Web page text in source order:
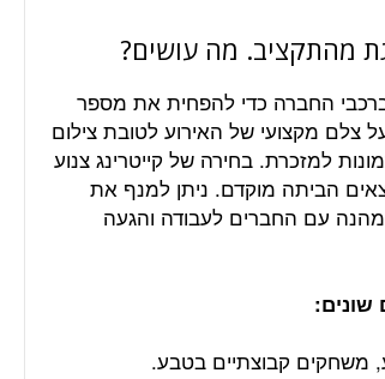
מהתקציב. מה עושים?
החברה כדי להפחית את מספר
צלם מקצועי של האירוע לטובת צילום
למזכרת. בחירה של קייטרינג צנוע
הביתה מוקדם. ניתן למנף את
מהנה עם החברים לעבודה והגעה
שונים:
משחקים קבוצתיים בטבע.